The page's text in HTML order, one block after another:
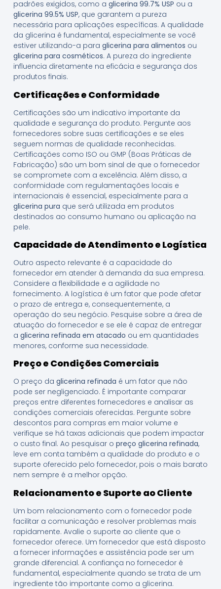
padrões exigidos, como a glicerina 99.7% USP ou a
glicerina 99.5% USP, que garantem a pureza
necessária para aplicações específicas. A qualidade
da glicerina é fundamental, especialmente se você
estiver utilizando-a para glicerina para alimentos ou
glicerina para cosméticos. A pureza do ingrediente
influencia diretamente na eficácia e segurança dos
produtos finais.
Certificações e Conformidade
Certificações são um indicativo importante da
qualidade e segurança do produto. Pergunte aos
fornecedores sobre suas certificações e se eles
seguem normas de qualidade reconhecidas.
Certificações como ISO ou GMP (Boas Práticas de
Fabricação) são um bom sinal de que o fornecedor
se compromete com a excelência. Além disso, a
conformidade com regulamentações locais e
internacionais é essencial, especialmente para a
glicerina pura que será utilizada em produtos
destinados ao consumo humano ou aplicação na
pele.
Capacidade de Atendimento e Logística
Outro aspecto relevante é a capacidade do
fornecedor em atender à demanda da sua empresa.
Considere a flexibilidade e a agilidade no
fornecimento. A logística é um fator que pode afetar
o prazo de entrega e, consequentemente, a
operação do seu negócio. Pesquise sobre a área de
atuação do fornecedor e se ele é capaz de entregar
a glicerina refinada em atacado ou em quantidades
menores, conforme sua necessidade.
Preço e Condições Comerciais
O preço da glicerina refinada é um fator que não
pode ser negligenciado. É importante comparar
preços entre diferentes fornecedores e analisar as
condições comerciais oferecidas. Pergunte sobre
descontos para compras em maior volume e
verifique se há taxas adicionais que podem impactar
o custo final. Ao pesquisar o preço glicerina refinada,
leve em conta também a qualidade do produto e o
suporte oferecido pelo fornecedor, pois o mais barato
nem sempre é a melhor opção.
Relacionamento e Suporte ao Cliente
Um bom relacionamento com o fornecedor pode
facilitar a comunicação e resolver problemas mais
rapidamente. Avalie o suporte ao cliente que o
fornecedor oferece. Um fornecedor que está disposto
a fornecer informações e assistência pode ser um
grande diferencial. A confiança no fornecedor é
fundamental, especialmente quando se trata de um
ingrediente tão importante como a glicerina.